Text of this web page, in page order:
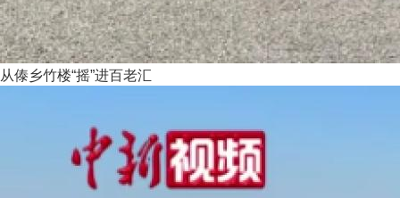
从傣乡竹楼“摇”进百老汇